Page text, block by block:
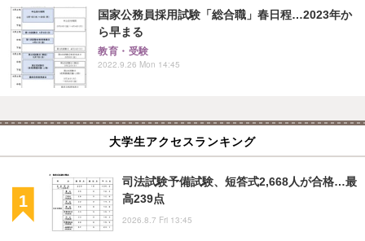
国家公務員採用試験「総合職」春日程…2023年か
ら早まる
教育・受験
2022.9.26 Mon 14:45
大学生アクセスランキング
司法試験予備試験、短答式2,668人が合格…最
高239点
2026.8.7 Fri 13:45